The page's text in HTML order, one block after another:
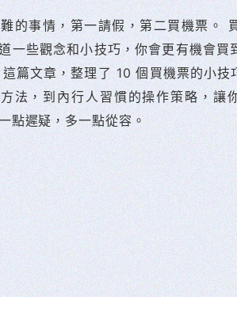
的事情，第一請假，第二買機票。
一些觀念和小技巧，你會更有機會買
篇文章，整理了 10 個買機票的小技
法，到內行人習慣的操作策略，讓
點遲疑，多一點從容。